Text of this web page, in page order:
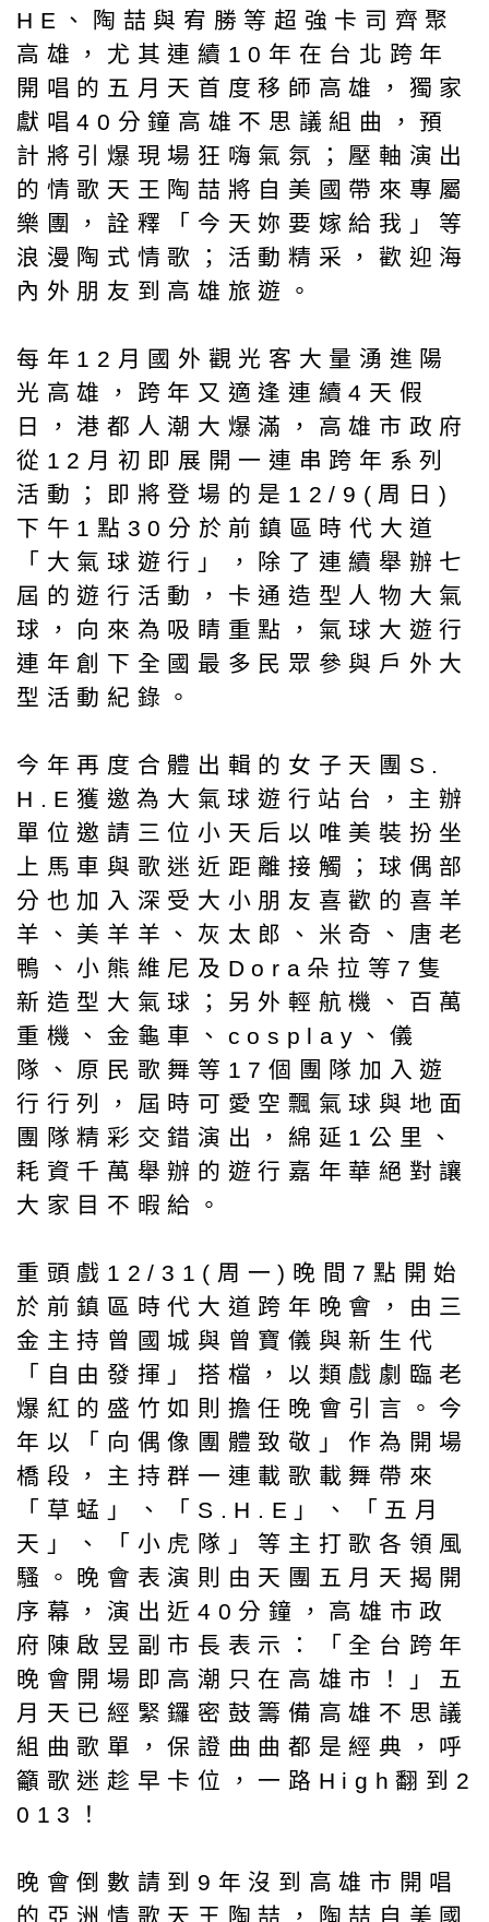
HE、陶喆與宥勝等超強卡司齊聚
高雄，尤其連續10年在台北跨年
開唱的五月天首度移師高雄，獨家
獻唱40分鐘高雄不思議組曲，預
計將引爆現場狂嗨氣氛；壓軸演出
的情歌天王陶喆將自美國帶來專屬
樂團，詮釋「今天妳要嫁給我」等
浪漫陶式情歌；活動精采，歡迎海
內外朋友到高雄旅遊。
每年12月國外觀光客大量湧進陽
光高雄，跨年又適逢連續4天假
日，港都人潮大爆滿，高雄市政府
從12月初即展開一連串跨年系列
活動；即將登場的是12/9(周日)
下午1點30分於前鎮區時代大道
「大氣球遊行」，除了連續舉辦七
屆的遊行活動，卡通造型人物大氣
球，向來為吸睛重點，氣球大遊行
連年創下全國最多民眾參與戶外大
型活動紀錄。
今年再度合體出輯的女子天團S.
H.E獲邀為大氣球遊行站台，主辦
單位邀請三位小天后以唯美裝扮坐
上馬車與歌迷近距離接觸；球偶部
分也加入深受大小朋友喜歡的喜羊
羊、美羊羊、灰太郎、米奇、唐老
鴨、小熊維尼及Dora朵拉等7隻
新造型大氣球；另外輕航機、百萬
重機、金龜車、cosplay、儀
隊、原民歌舞等17個團隊加入遊
行行列，屆時可愛空飄氣球與地面
團隊精彩交錯演出，綿延1公里、
耗資千萬舉辦的遊行嘉年華絕對讓
大家目不暇給。
重頭戲12/31(周一)晚間7點開始
於前鎮區時代大道跨年晚會，由三
金主持曾國城與曾寶儀與新生代
「自由發揮」搭檔，以類戲劇臨老
爆紅的盛竹如則擔任晚會引言。今
年以「向偶像團體致敬」作為開場
橋段，主持群一連載歌載舞帶來
「草蜢」、「S.H.E」、「五月
天」、「小虎隊」等主打歌各領風
騷。晚會表演則由天團五月天揭開
序幕，演出近40分鐘，高雄市政
府陳啟昱副市長表示：「全台跨年
晚會開場即高潮只在高雄市！」五
月天已經緊鑼密鼓籌備高雄不思議
組曲歌單，保證曲曲都是經典，呼
籲歌迷趁早卡位，一路High翻到2
013！
晚會倒數請到9年沒到高雄市開唱
的亞洲情歌天王陶喆，陶喆自美國